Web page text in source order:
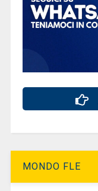
MONDO FLE